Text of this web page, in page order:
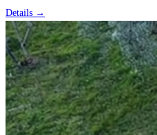
Details →